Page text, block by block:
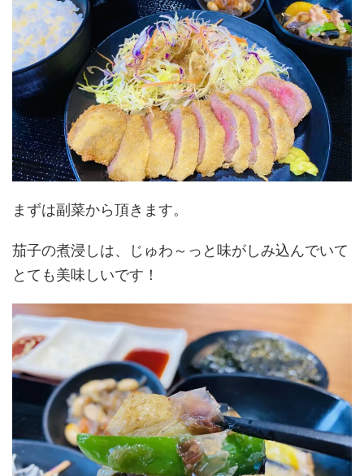
まずは副菜から頂きます。
茄子の煮浸しは、じゅわ～っと味がしみ込んでいて
とても美味しいです！